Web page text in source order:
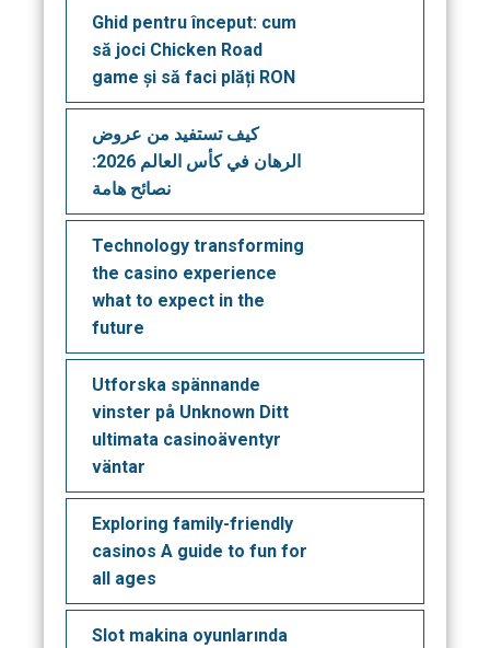
Ghid pentru început: cum
să joci Chicken Road
game și să faci plăți RON
كيف تستفيد من عروض
الرهان في كأس العالم 2026:
نصائح هامة
Technology transforming
the casino experience
what to expect in the
future
Utforska spännande
vinster på Unknown Ditt
ultimata casinoäventyr
väntar
Exploring family-friendly
casinos A guide to fun for
all ages
Slot makina oyunlarında